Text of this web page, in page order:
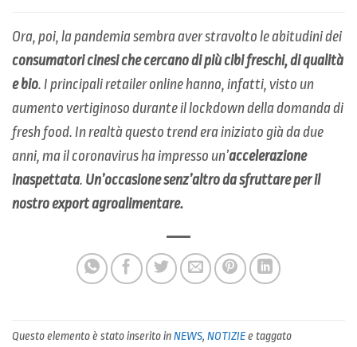
Ora, poi, la pandemia sembra aver stravolto le abitudini dei
consumatori cinesi che cercano di più cibi freschi, di qualità
e bio. I principali retailer online hanno, infatti, visto un
aumento vertiginoso durante il lockdown della domanda di
fresh food. In realtà questo trend era iniziato già da due
anni, ma il coronavirus ha impresso un’accelerazione
inaspettata. Un’occasione senz’altro da sfruttare per il
nostro export agroalimentare.
Questo elemento è stato inserito inNEWS, NOTIZIEe taggato